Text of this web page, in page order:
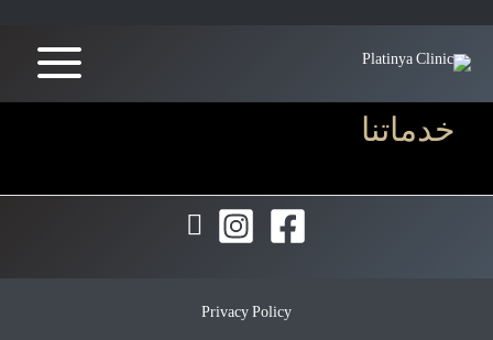
خدماتنا
Privacy Policy